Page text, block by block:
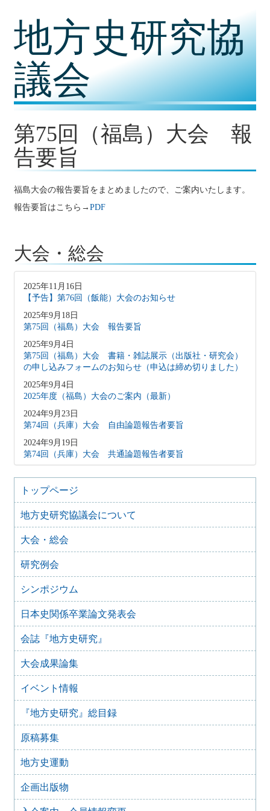
地方史研究協
議会
第75回（福島）大会 報
告要旨
福島大会の報告要旨をまとめましたので、ご案内いたします。
報告要旨はこちら→ PDF
大会・総会
2025年11月16日
【予告】第76回（飯能）大会のお知らせ
2025年9月18日
第75回（福島）大会 報告要旨
2025年9月4日
第75回（福島）大会 書籍・雑誌展示（出版社・研究会）
の申し込みフォームのお知らせ（申込は締め切りました）
2025年9月4日
2025年度（福島）大会のご案内（最新）
2024年9月23日
第74回（兵庫）大会 自由論題報告者要旨
2024年9月19日
第74回（兵庫）大会 共通論題報告者要旨
第74回（兵庫）大会 書籍・雑誌展示（出版社・研究会）
の申し込みフォームのお知らせ
2024年9月1日
2024年8月25日
2024年度 第74回（兵庫）大会のご案内（最新）
2024年2月7日
2024年2月5日
2024年度 第74回（兵庫）大会のご案内
2023年8月19日
大会書籍展示申し込みのご案内
2023年8月19日
2023年度 第73回（館林）大会のご案内（最新）
2023年7月3日
2023年6月10日
「大会に関するアンケート調査」の実施について
2022年9月16日
2022年度 第72回（三重）大会
2021年11月26日
2021年度 地方史研究協議会 総会の表決に関する回答フォ
トップページ
地方史研究協議会について
大会・総会
研究例会
シンポジウム
日本史関係卒業論文発表会
会誌『地方史研究』
大会成果論集
イベント情報
『地方史研究』総目録
原稿募集
地方史運動
企画出版物